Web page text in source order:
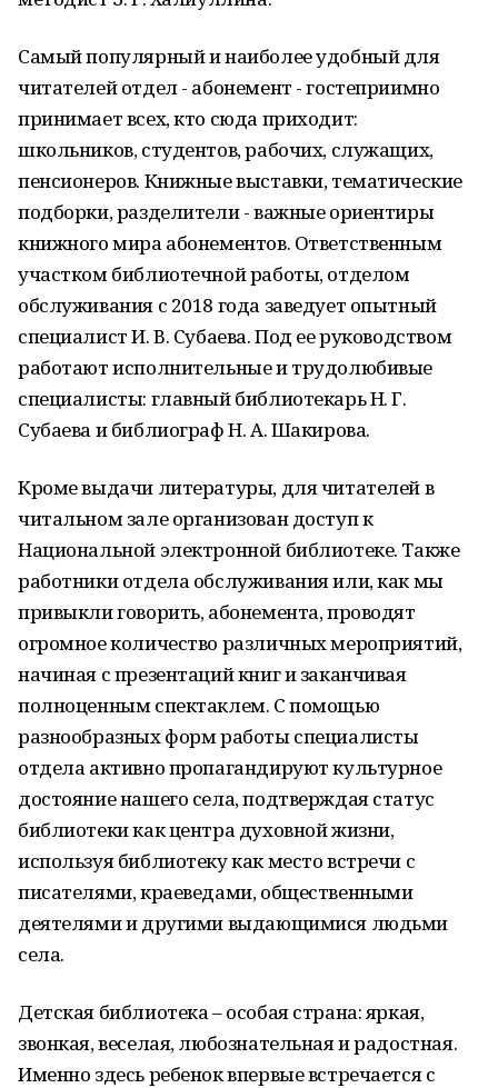
Самый популярный и наиболее удобный для
читателей отдел - абонемент - гостеприимно
принимает всех, кто сюда приходит:
школьников, студентов, рабочих, служащих,
пенсионеров. Книжные выставки, тематические
подборки, разделители - важные ориентиры
книжного мира абонементов. Ответственным
участком библиотечной работы, отделом
обслуживания с 2018 года заведует опытный
специалист И. В. Субаева. Под ее руководством
работают исполнительные и трудолюбивые
специалисты: главный библиотекарь Н. Г.
Субаева и библиограф Н. А. Шакирова.
Кроме выдачи литературы, для читателей в
читальном зале организован доступ к
Национальной электронной библиотеке. Также
работники отдела обслуживания или, как мы
привыкли говорить, абонемента, проводят
огромное количество различных мероприятий,
начиная с презентаций книг и заканчивая
полноценным спектаклем. С помощью
разнообразных форм работы специалисты
отдела активно пропагандируют культурное
достояние нашего села, подтверждая статус
библиотеки как центра духовной жизни,
используя библиотеку как место встречи с
писателями, краеведами, общественными
деятелями и другими выдающимися людьми
села.
Детская библиотека – особая страна: яркая,
звонкая, веселая, любознательная и радостная.
Именно здесь ребенок впервые встречается с